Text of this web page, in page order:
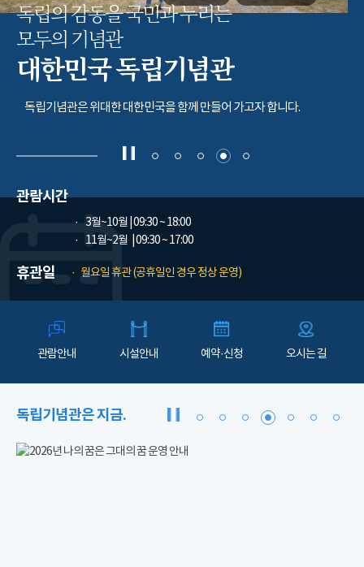
독립의 감동을 국민과 누리는
모두의 기념관
대한민국 독립기념관
독립기념관은 위대한 대한민국을 함께 만들어 가고자 합니다.
관람시간
3월~10월 | 09:30 ~ 18:00
11월~2월
| 09:30 ~ 17:00
휴관일 월요일 휴관 (공휴일인 경우 정상 운영)
관람안내 시설안내 예약·신청 오시는 길
독립기념관은 지금.